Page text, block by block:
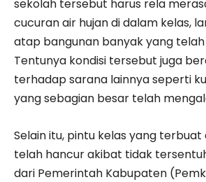
sekolah tersebut harus rela
cucuran air hujan di dalam kelas,
atap bangunan banyak yang
Tentunya kondisi tersebut juga
terhadap sarana lainnya seperti
yang sebagian besar telah
Selain itu, pintu kelas yang
telah hancur akibat tidak
dari Pemerintah Kabupaten